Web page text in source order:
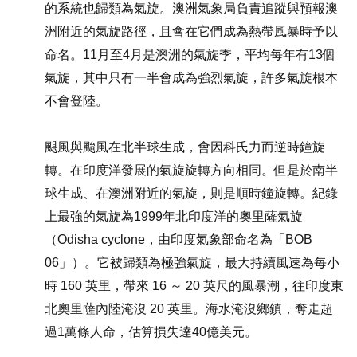
的系統也歸類為氣旋。澳洲氣象局負責追蹤與預報澳
洲附近的氣旋路徑，且會在它們成為熱帶風暴時予以
命名。11月至4月是澳洲的氣旋季，平均每年有13個
氣旋，其中只有一半會成為強烈氣旋，許多氣旋根本
不會登陸。
颶風與颱風在北半球生成，會因科氏力而逆時鐘旋
轉。在印度洋發展的氣旋旋轉方向相同。但是於南半
球生成、在澳洲附近的氣旋，則是順時鐘旋轉。紀錄
上最強的氣旋為1999年北印度洋的奧里薩氣旋
（Odisha cyclone，由印度氣象部命名為「BOB
06」）。它被歸類為極強氣旋，最大持續風速為每小
時 160 英里，帶來 16 ～ 20 英尺的風暴潮，往印度東
北奧里薩內陸淹沒 20 英里。海水淹沒鄉鎮，奪走超
過1萬條人命，估算損失達40億美元。